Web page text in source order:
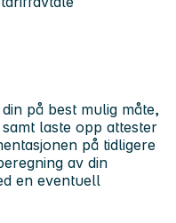
på best mulig måte,
laste opp attester
på tidligere
av din
en eventuell